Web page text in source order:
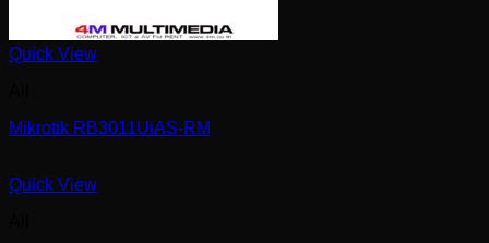
Quick View
Mikrotik RB3011UiAS-RM
Quick View